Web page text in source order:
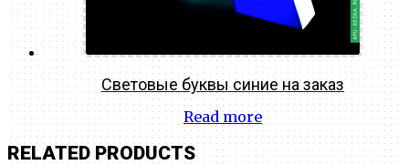
Световые буквы синие на заказ
Read more
RELATED PRODUCTS